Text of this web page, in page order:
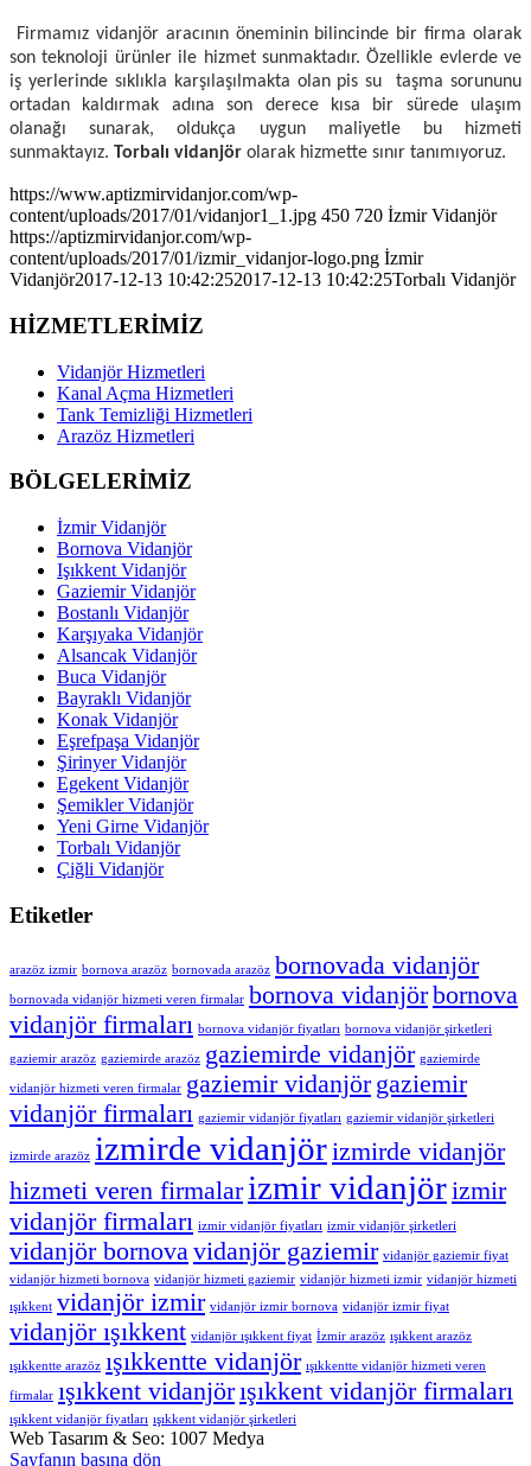
Firmamız vidanjör aracının öneminin bilincinde bir firma olarak
son teknoloji ürünler ile hizmet sunmaktadır. Özellikle evlerde ve
iş yerlerinde sıklıkla karşılaşılmakta olan pis su taşma sorununu
ortadan kaldırmak adına son derece kısa bir sürede ulaşım
olanağı sunarak, oldukça uygun maliyetle bu hizmeti
sunmaktayız. Torbalı vidanjör olarak hizmette sınır tanımıyoruz.
https://www.aptizmirvidanjor.com/wp-
content/uploads/2017/01/vidanjor1_1.jpg 450 720 İzmir Vidanjör
https://aptizmirvidanjor.com/wp-
content/uploads/2017/01/izmir_vidanjor-logo.png İzmir
Vidanjör2017-12-13 10:42:252017-12-13 10:42:25Torbalı Vidanjör
HİZMETLERİMİZ
Vidanjör Hizmetleri
Kanal Açma Hizmetleri
Tank Temizliği Hizmetleri
Arazöz Hizmetleri
BÖLGELERİMİZ
İzmir Vidanjör
Bornova Vidanjör
Işıkkent Vidanjör
Gaziemir Vidanjör
Bostanlı Vidanjör
Karşıyaka Vidanjör
Alsancak Vidanjör
Buca Vidanjör
Bayraklı Vidanjör
Konak Vidanjör
Eşrefpaşa Vidanjör
Şirinyer Vidanjör
Egekent Vidanjör
Şemikler Vidanjör
Yeni Girne Vidanjör
Torbalı Vidanjör
Çiğli Vidanjör
Etiketler
arazöz izmir bornova arazöz bornovada arazöz bornovada vidanjör
bornovada vidanjör hizmeti veren firmalar bornova vidanjörbornova
vidanjör firmaları bornova vidanjör fiyatları bornova vidanjör şirketleri
gaziemir arazöz gaziemirde arazöz gaziemirde vidanjör gaziemirde
vidanjör hizmeti veren firmalar gaziemir vidanjör gaziemir
vidanjör firmaları gaziemir vidanjör fiyatları gaziemir vidanjör şirketleri
izmirde arazöz izmirde vidanjörizmirde vidanjör
hizmeti veren firmalar izmir vidanjörizmir
vidanjör firmaları izmir vidanjör fiyatları izmir vidanjör şirketleri
vidanjör bornova vidanjör gaziemir vidanjör gaziemir fiyat
vidanjör hizmeti bornova vidanjör hizmeti gaziemir vidanjör hizmeti izmir vidanjör hizmeti
ışıkkent vidanjör izmir vidanjör izmir bornova vidanjör izmir fiyat
vidanjör ışıkkent vidanjör ışıkkent fiyat İzmir arazöz ışıkkent arazöz
ışıkkentte arazöz ışıkkentte vidanjör ışıkkentte vidanjör hizmeti veren
firmalar ışıkkent vidanjörışıkkent vidanjör firmaları
ışıkkent vidanjör fiyatları ışıkkent vidanjör şirketleri
Web Tasarım & Seo: 1007 Medya
Sayfanın başına dön